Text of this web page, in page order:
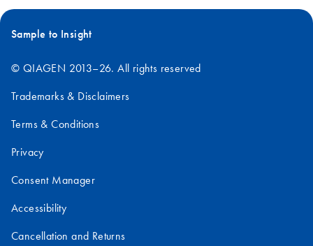
Sample to Insight
© QIAGEN 2013–26. All rights reserved
Trademarks & Disclaimers
Terms & Conditions
Privacy
Consent Manager
Accessibility
Cancellation and Returns